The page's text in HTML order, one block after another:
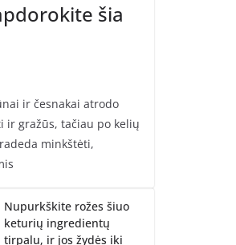
šia
ir česnakai atrodo
ir gražūs, tačiau po kelių
minkštėti,
Nupurkškite rožes šiuo
keturių ingredientų
tirpalu, ir jos žydės iki